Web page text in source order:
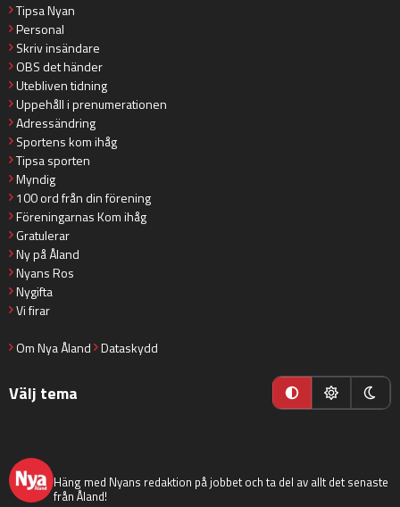
Tipsa Nyan
Personal
Skriv insändare
OBS det händer
Utebliven tidning
Uppehåll i prenumerationen
Adressändring
Sportens kom ihåg
Tipsa sporten
Myndig
100 ord från din förening
Föreningarnas Kom ihåg
Gratulerar
Ny på Åland
Nyans Ros
Nygifta
Vi firar
Om Nya Åland Dataskydd
Välj tema
Häng med Nyans redaktion på jobbet och ta del av allt det senaste
från Åland!